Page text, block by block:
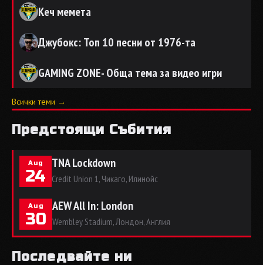
Кеч мемета
Джубокс: Топ 10 песни от 1976-та
GAMING ZONE- Обща тема за видео игри
Всички теми →
Предстоящи Събития
Aug
24
TNA Lockdown
Credit Union 1, Чикаго, Илинойс
Aug
30
AEW All In: London
Wembley Stadium, Лондон, Англия
Последвайте ни